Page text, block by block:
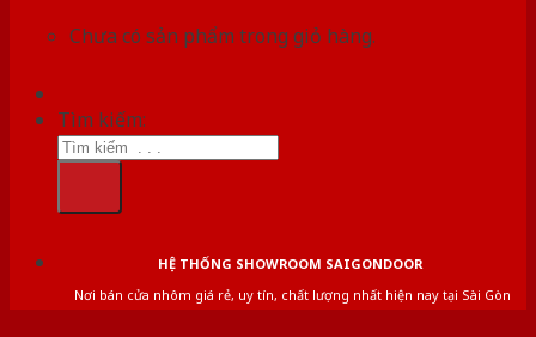
Chưa có sản phẩm trong giỏ hàng.
Tìm kiếm:
HỆ THỐNG SHOWROOM SAIGONDOOR
Nơi bán cửa nhôm giá rẻ, uy tín, chất lượng nhất hiện nay tại Sài Gòn